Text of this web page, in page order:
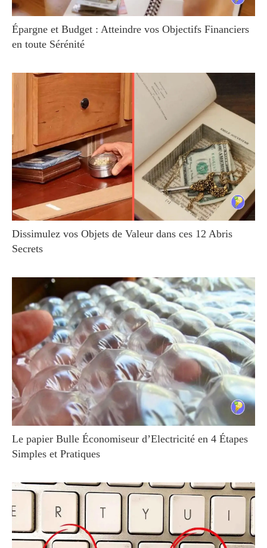
Épargne et Budget : Atteindre vos Objectifs Financiers
en toute Sérénité
Dissimulez vos Objets de Valeur dans ces 12 Abris
Secrets
Le papier Bulle Économiseur d’Electricité en 4 Étapes
Simples et Pratiques